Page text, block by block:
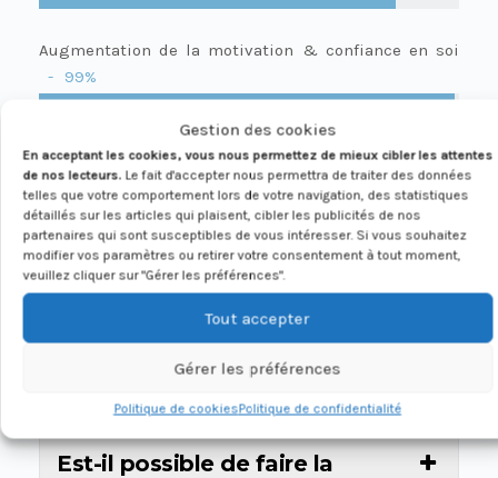
Gestion des cookies
En acceptant les cookies, vous nous permettez de mieux cibler les attentes
de nos lecteurs. Le fait d'accepter nous permettra de traiter des données
telles que votre comportement lors de votre navigation, des statistiques
détaillés sur les articles qui plaisent, cibler les publicités de nos
partenaires qui sont susceptibles de vous intéresser. Si vous souhaitez
modifier vos paramètres ou retirer votre consentement à tout moment,
veuillez cliquer sur "Gérer les préférences".
Tout accepter
Gérer les préférences
Politique de cookiesPolitique de confidentialité
Augmentation de la motivation & confiance en soi
99%
Gestion du stress / des émotions / pression 95%
Qualité du suivi 100%
RORO RÉPOND À VOS
QUESTIONS LES PLUS
COURANTES :
Est-il possible de faire la